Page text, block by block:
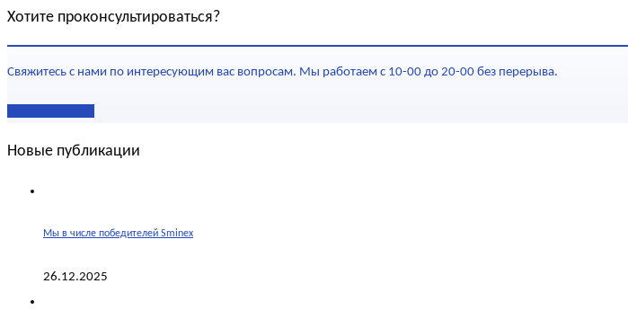
Хотите проконсультироваться?
Свяжитесь с нами по интересующим вас вопросам. Мы работаем с 10-00 до 20-00 без перерыва.
Новые публикации
Мы в числе победителей Sminex
26.12.2025